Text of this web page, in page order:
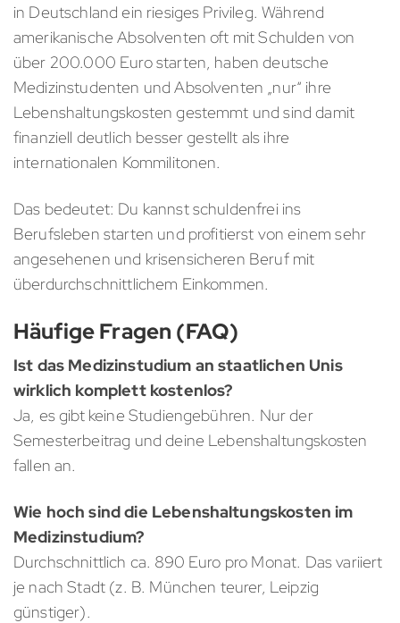
in Deutschland ein riesiges Privileg. Während
amerikanische Absolventen oft mit Schulden von
über 200.000 Euro starten, haben deutsche
Medizinstudenten und Absolventen „nur“ ihre
Lebenshaltungskosten gestemmt und sind damit
finanziell deutlich besser gestellt als ihre
internationalen Kommilitonen.
Das bedeutet: Du kannst schuldenfrei ins
Berufsleben starten und profitierst von einem sehr
angesehenen und krisensicheren Beruf mit
überdurchschnittlichem Einkommen.
Häufige Fragen (FAQ)
Ist das Medizinstudium an staatlichen Unis
wirklich komplett kostenlos?
Ja, es gibt keine Studiengebühren. Nur der
Semesterbeitrag und deine Lebenshaltungskosten
fallen an.
Wie hoch sind die Lebenshaltungskosten im
Medizinstudium?
Durchschnittlich ca. 890 Euro pro Monat. Das variiert
je nach Stadt (z. B. München teurer, Leipzig
günstiger).